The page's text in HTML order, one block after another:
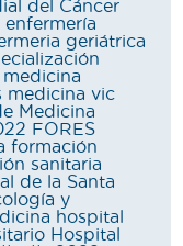
del Cáncer
enfermería
geriátrica
medicina vic
Medicina
FORES
formación
sanitaria
de la Santa
y
hospital
Hospital